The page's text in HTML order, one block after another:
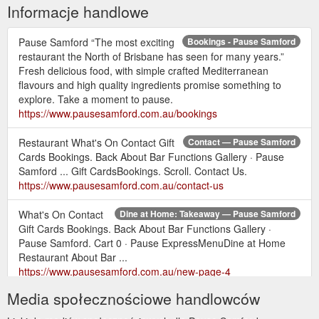
Informacje handlowe
Bookings - Pause Samford
Pause Samford “The most exciting
restaurant the North of Brisbane has seen for many years.”
Fresh delicious food, with simple crafted Mediterranean
flavours and high quality ingredients promise something to
explore. Take a moment to pause.
https://www.pausesamford.com.au/bookings
Contact — Pause Samford
Restaurant What's On Contact Gift
Cards Bookings. Back About Bar Functions Gallery · Pause
Samford ... Gift CardsBookings. Scroll. Contact Us.
https://www.pausesamford.com.au/contact-us
Dine at Home: Takeaway — Pause Samford
What's On Contact
Gift Cards Bookings. Back About Bar Functions Gallery ·
Pause Samford. Cart 0 · Pause ExpressMenuDine at Home
Restaurant About Bar ...
https://www.pausesamford.com.au/new-page-4
Degustation Menu — Pause Samford
Pause ExpressMenuDine
at Home Restaurant About Bar Functions Gallery What's
Media społecznościowe handlowców